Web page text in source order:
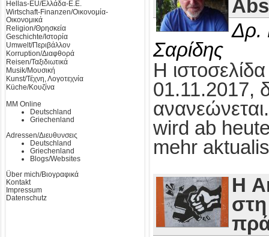
Hellas-EU/Ελλάδα-Ε.Ε.
Wirtschaft-Finanzen/Οικονομία-
Οικονομικά
Religion/Θρησκεία
Geschichte/Ιστορία
Umwelt/Περιβάλλον
Korruption/Διαφθορά
Reisen/Ταξιδιωτικά
Musik/Μουσική
Kunst/Τέχνη, Λογοτεχνία
Küche/Κουζίνα
MM Online
Deutschland
Griechenland
Adressen/Διευθυνσεις
Deutschland
Griechenland
Blogs/Websites
Über mich/Βιογραφικά
Kontakt
Impressum
Datenschutz
Δρ.
Σαρίδης
Η
01.11.2017,
wird ab
mehr
Η